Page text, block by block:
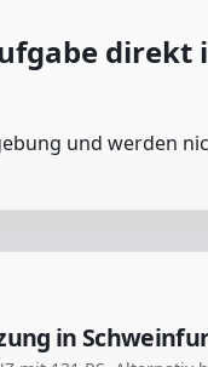
direkt
und werden
in